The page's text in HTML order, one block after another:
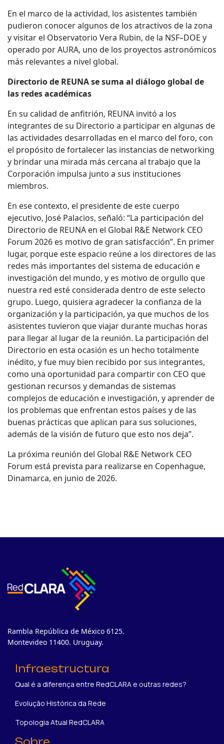
En el marco de la actividad, los asistentes también
pudieron conocer algunos de los atractivos de la zona
y visitar el Observatorio Vera Rubin, de la NSF–DOE y
operado por AURA, uno de los proyectos astronómicos
más relevantes a nivel global.
Directorio de REUNA se suma al diálogo global de
las redes académicas
En su calidad de anfitrión, REUNA invitó a los
integrantes de su Directorio a participar en algunas de
las actividades desarrolladas en el marco del foro, con
el propósito de fortalecer las instancias de networking
y brindar una mirada más cercana al trabajo que la
Corporación impulsa junto a sus instituciones
miembros.
En ese contexto, el presidente de este cuerpo
ejecutivo, José Palacios, señaló: “La participación del
Directorio de REUNA en el Global R&E Network CEO
Forum 2026 es motivo de gran satisfacción”. En primer
lugar, porque este espacio reúne a los directores de las
redes más importantes del sistema de educación e
investigación del mundo, y es motivo de orgullo que
nuestra red esté considerada dentro de este selecto
grupo. Luego, quisiera agradecer la confianza de la
organización y la participación, ya que muchos de los
asistentes tuvieron que viajar durante muchas horas
para llegar al lugar de la reunión. La participación del
Directorio en esta ocasión es un hecho totalmente
inédito, y fue muy bien recibido por sus integrantes,
como una oportunidad para compartir con CEO que
gestionan recursos y demandas de sistemas
complejos de educación e investigación, y aprender de
los problemas que enfrentan estos países y de las
buenas prácticas que aplican para sus soluciones,
además de la visión de futuro que esto nos deja”.
La próxima reunión del Global R&E Network CEO
Forum está prevista para realizarse en Copenhague,
Dinamarca, en junio de 2026.
Rambla República de México 6125.
Montevideo 11400. Uruguay.
Infraestructura
Qual é a diferença entre RedCLARA e outras redes?
Evolução Histórica da Rede
Topologia Atual RedCLARA